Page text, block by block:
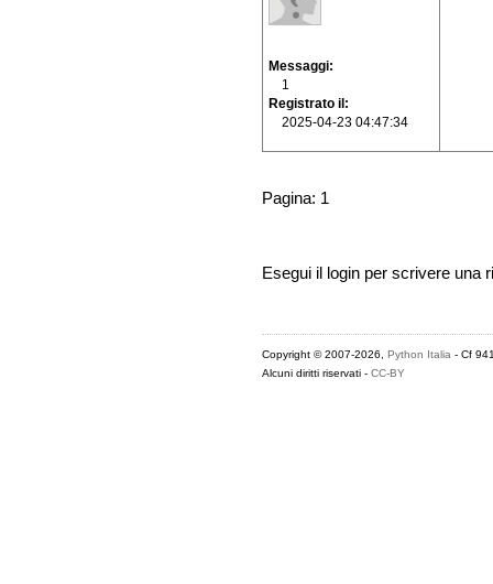
Messaggi
1
Registrato il
2025-04-23 04:47:34
Pagina: 1
Esegui il login per scrivere una
Copyright © 2007-2026, Python Italia- Cf
Alcuni diritti riservati - CC-BY